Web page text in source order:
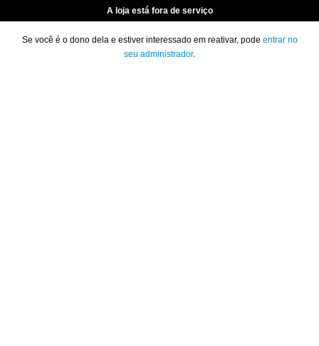
A loja está fora de serviço
Se você é o dono dela e estiver interessado em reativar, pode entrar no
seu administrador.